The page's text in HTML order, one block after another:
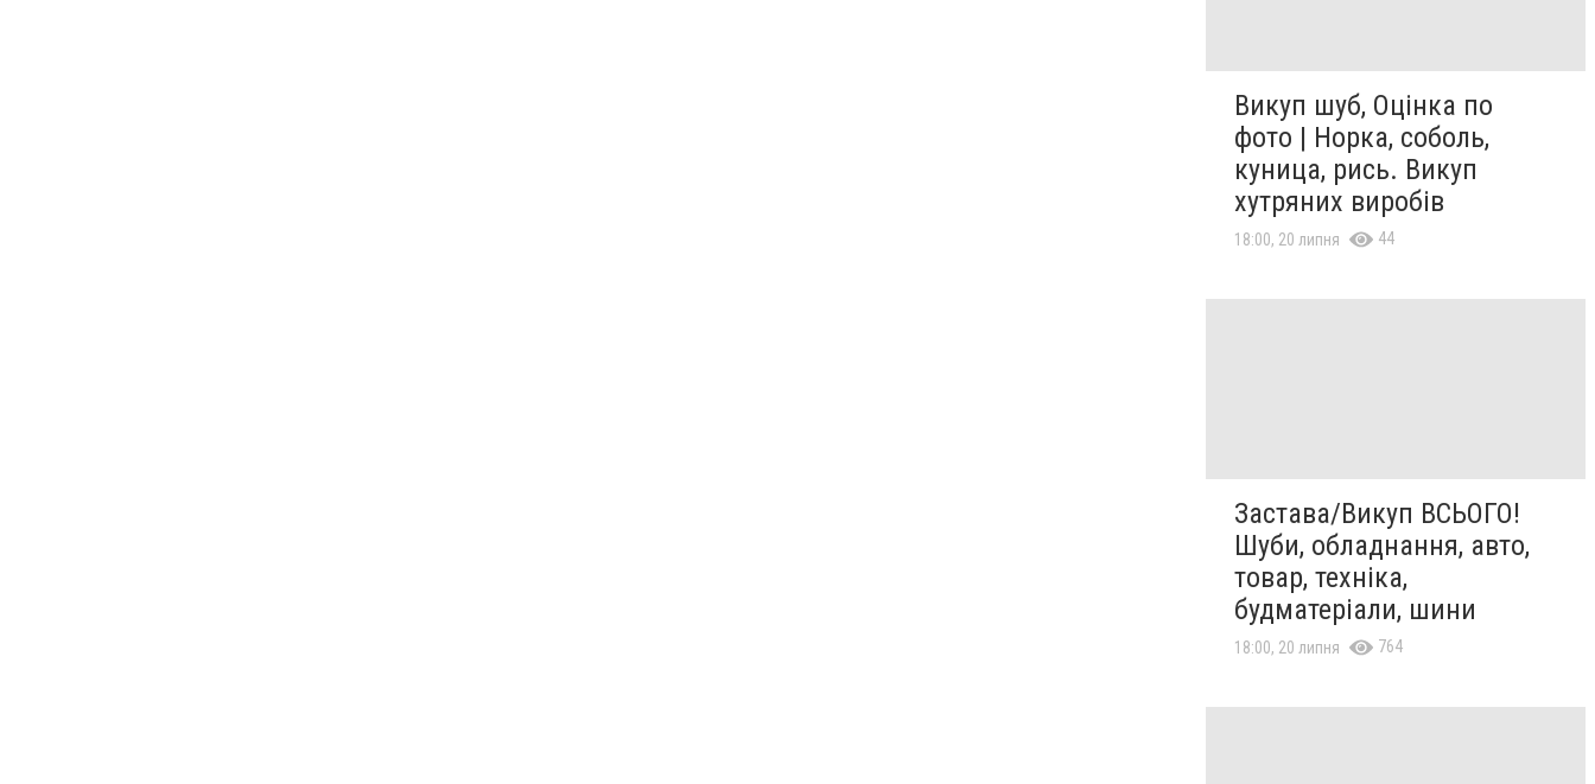
Викуп шуб, Оцінка по
фото | Норка, соболь,
куница, рись. Викуп
хутряних виробів
18:00, 20 липня 44
Застава/Викуп ВСЬОГО!
Шуби, обладнання, авто,
товар, техніка,
будматеріали, шини
18:00, 20 липня 764